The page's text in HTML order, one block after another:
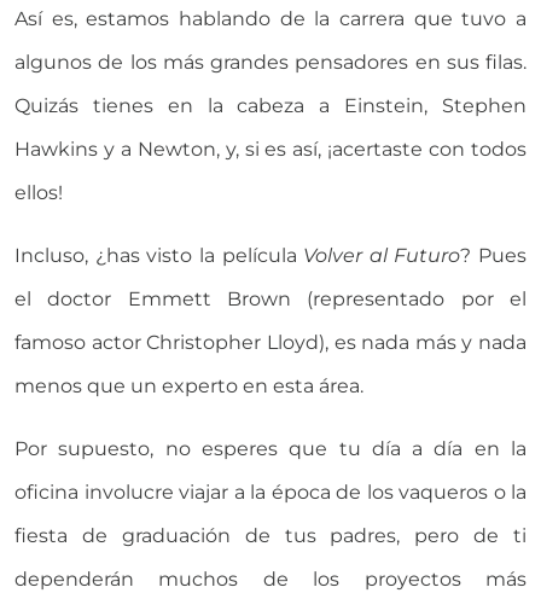
Así es, estamos hablando de la carrera que tuvo a
algunos de los más grandes pensadores en sus filas.
Quizás tienes en la cabeza a Einstein, Stephen
Hawkins y a Newton, y, si es así, ¡acertaste con todos
ellos!
Incluso, ¿has visto la película Volver al Futuro? Pues
el doctor Emmett Brown (representado por el
famoso actor Christopher Lloyd), es nada más y nada
menos que un experto en esta área.
Por supuesto, no esperes que tu día a día en la
oficina involucre viajar a la época de los vaqueros o la
fiesta de graduación de tus padres, pero de ti
dependerán muchos de los proyectos más